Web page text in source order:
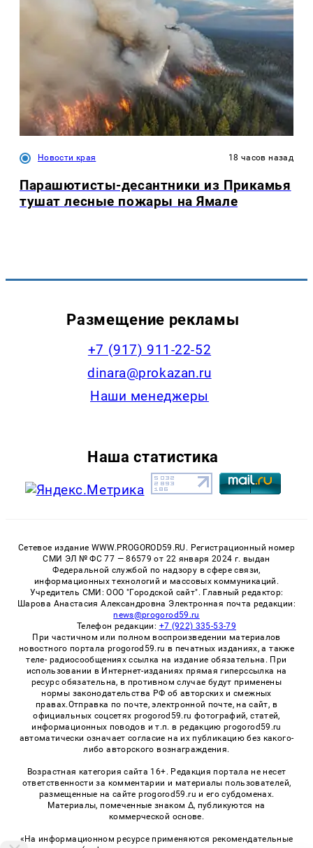
Новости края 18 часов назад
Парашютисты-десантники из Прикамья
тушат лесные пожары на Ямале
Размещение рекламы
+7 (917) 911-22-52
dinara@prokazan.ru
Наши менеджеры
Наша статистика
Сетевое издание WWW.PROGOROD59.RU. Регистрационный номер
СМИ ЭЛ № ФС 77 — 86579 от 22 января 2024 г. выдан
Федеральной службой по надзору в сфере связи,
информационных технологий и массовых коммуникаций.
Учредитель СМИ: ООО "Городской сайт". Главный редактор:
Шарова Анастасия Александровна Электронная почта редакции:
news@progorod59.ru
Телефон редакции: +7 (922) 335-53-79
При частичном или полном воспроизведении материалов
новостного портала progorod59.ru в печатных изданиях, а также
теле- радиосообщениях ссылка на издание обязательна. При
использовании в Интернет-изданиях прямая гиперссылка на
ресурс обязательна, в противном случае будут применены
нормы законодательства РФ об авторских и смежных
правах.Отправка по почте, электронной почте, на сайт, в
официальных соцсетях progorod59.ru фотографий, статей,
информационных поводов и т.п. в редакцию progorod59.ru
автоматически означает согласие на их публикацию без какого-
либо авторского вознаграждения.
Возрастная категория сайта 16+. Редакция портала не несет
ответственности за комментарии и материалы пользователей,
размещенные на сайте progorod59.ru и его субдоменах.
Материалы, помеченные знаком Δ, публикуются на
коммерческой основе.
«На информационном ресурсе применяются рекомендательные